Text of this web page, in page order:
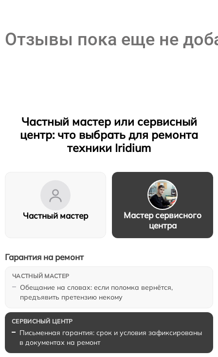
Отзывы пока еще не
Частный мастер или сервисный
центр: что выбрать для ремонта
техники Iridium
Частный мастер
Мастер сервисного
центра
Обещание на словах: если поломка вернётся,
предъявить претензию некому
Гарантия на ремонт
Письменная гарантия: срок и условия зафиксированы
в документах на ремонт